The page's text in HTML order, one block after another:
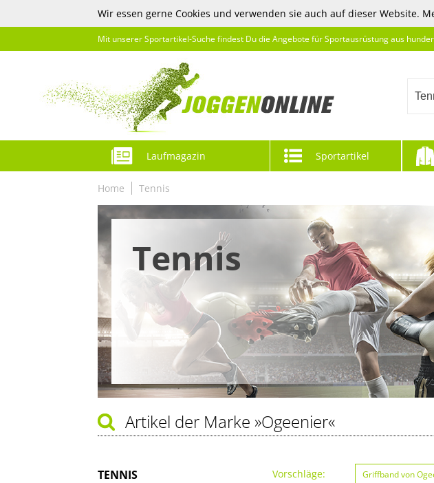
Wir essen gerne Cookies und verwenden sie auch auf dieser Website.
Mit unserer Sportartikel-Suche findest Du die Angebote für Sportausrüstung aus
Laufmagazin Sportartikel
Home Tennis
Tennis
Artikel der Marke »Ogeenier«
TENNIS
Vorschläge: Griffband von